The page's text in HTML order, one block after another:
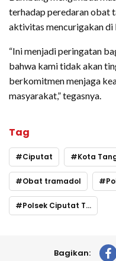
terhadap peredaran obat
aktivitas mencurigakan di
“Ini menjadi peringatan
bahwa kami tidak akan
berkomitmen menjaga
masyarakat,” tegasnya.
Tag
Ciputat Kota
Obat tramadol
Polsek Ciputat Timur
Bagikan: